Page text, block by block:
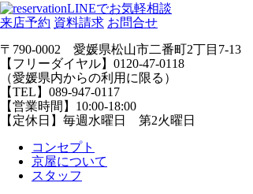
LINEでお気軽相談
来店予約 資料請求 お問合せ
〒790-0002 愛媛県松山市二番町2丁目7-13
【フリーダイヤル】0120-47-0118
（愛媛県内からの利用に限る）
【TEL】089-947-0117
【営業時間】10:00-18:00
【定休日】毎週水曜日 第2火曜日
コンセプト
京屋について
スタッフ